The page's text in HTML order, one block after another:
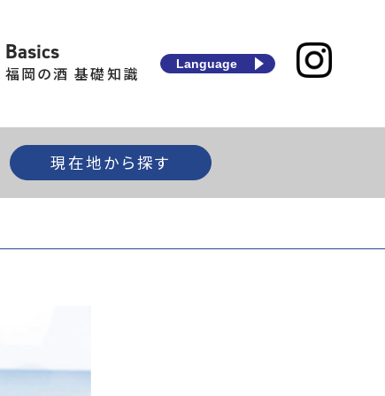
Basics
福岡の酒 基礎知識 Language
現在地から探す